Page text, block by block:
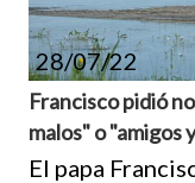
28/07/22
Francisco pidió
malos" o "amigos
El papa